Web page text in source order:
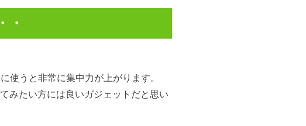
・
うと非常に集中力が上がります。
みたい方には良いガジェットだと思い